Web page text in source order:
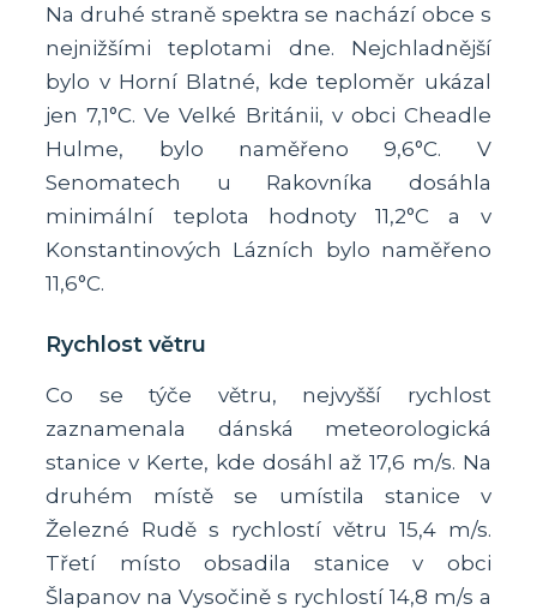
Na druhé straně spektra se nachází obce s
nejnižšími teplotami dne. Nejchladnější
bylo v Horní Blatné, kde teploměr ukázal
jen 7,1°C. Ve Velké Británii, v obci Cheadle
Hulme, bylo naměřeno 9,6°C. V
Senomatech u Rakovníka dosáhla
minimální teplota hodnoty 11,2°C a v
Konstantinových Lázních bylo naměřeno
11,6°C.
Rychlost větru
Co se týče větru, nejvyšší rychlost
zaznamenala dánská meteorologická
stanice v Kerte, kde dosáhl až 17,6 m/s. Na
druhém místě se umístila stanice v
Železné Rudě s rychlostí větru 15,4 m/s.
Třetí místo obsadila stanice v obci
Šlapanov na Vysočině s rychlostí 14,8 m/s a